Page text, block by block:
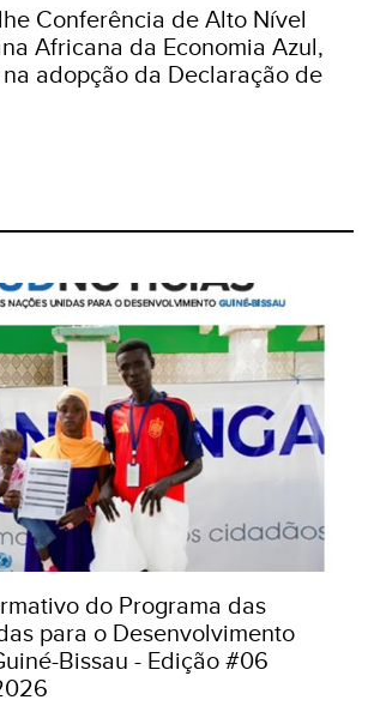
Conferência de Alto Nível
Africana da Economia Azul,
adopção da Declaração de
do Programa das
para o Desenvolvimento
Bissau - Edição #06